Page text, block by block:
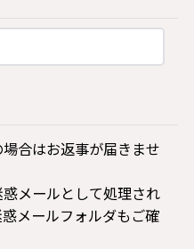
合はお返事が届きませ
メールとして処理され
メールフォルダもご確